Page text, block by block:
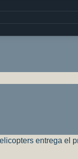
entrega el